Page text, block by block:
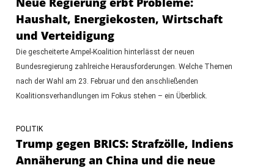
Haushalt, Energiekosten, Wirtschaft
und Verteidigung
Die gescheiterte Ampel-Koalition hinterlässt der neuen
Bundesregierung zahlreiche Herausforderungen. Welche Themen
nach der Wahl am 23. Februar und den anschließenden
Koalitionsverhandlungen im Fokus stehen – ein Überblick.
POLITIK
Trump gegen BRICS: Strafzölle, Indiens
Annäherung an China und die neue